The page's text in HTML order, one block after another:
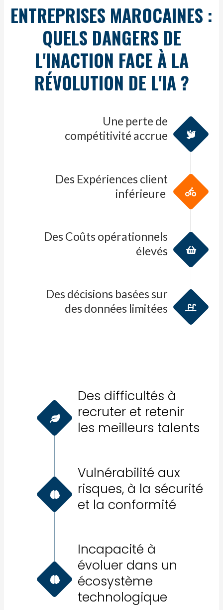
ENTREPRISES MAROCAINES :
QUELS DANGERS DE
L'INACTION FACE À LA
RÉVOLUTION DE L'IA ?​
Une perte de
compétitivité accrue
Des Expériences client
inférieure​​ ​
Des Coûts opérationnels
élevés​
Des décisions basées sur
des données limitées​​
Des difficultés à
recruter et retenir
les meilleurs talents​
Vulnérabilité aux
risques, à la sécurité​
et la conformité​
Incapacité à
évoluer dans un
écosystème
technologique​